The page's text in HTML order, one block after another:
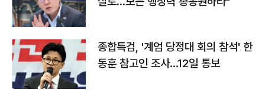
종합특검, '계엄 당정대 회의 참석' 한
동훈 참고인 조사...12일 통보